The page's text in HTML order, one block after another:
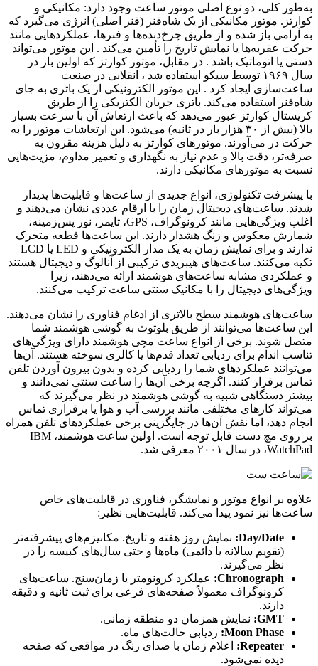
به‌طور کلی، دو نوع اصلی موتور ساعت وجود دارد: مکانیکی و
کوارتز. موتور مکانیکی از یک شاه‌فنر (فنر اصلی) انرژی می‌گیرد که
به آرامی باز شده و از طریق چرخ‌دنده‌ها و فنرها، عملکردهایی مانند
حرکت عقربه‌ها یا نمایش تاریخ را تأمین می‌کند . این موتور می‌تواند
دستی یا اتوماتیک باشد . در مقابل، موتور کوارتز که اولین بار در
سال ۱۹۶۹ توسط سیکو استفاده شد ، انقلابی در صنعت
ساعت‌سازی ایجاد کرد . این موتور الکترونیکی از یک باتری به جای
شاه‌فنر استفاده می‌کند. باتری جریان الکتریکی را از طریق
کریستال کوارتز عبور می‌دهد که باعث ارتعاش آن با سرعت بسیار
بالا (بیش از ۳۰ هزار بار در ثانیه) می‌شود. این ارتعاشات موتور را به
حرکت در می‌آورند. موتورهای کوارتز به دلیل هزینه مقرون به
صرفه‌تر، دقت بالا و عدم نیاز به نگهداری و تعمیر مداوم، مزیت‌هایی
نسبت به موتورهای مکانیکی دارند.
با پیشرفت تکنولوژی، انواع جدیدی از ساعت‌ها و قابلیت‌ها پدیدار
شدند. ساعت‌های دیجیتال زمان را با ارقام عددی نشان می‌دهند و
اغلب ویژگی‌هایی مانند کرونوگراف، GPS، تایمر، نور پس‌زمینه،
شمارش معکوس و زنگ هشدار دارند. این ساعت‌ها قطعه متحرک
ندارند و برای نمایش زمان به یک مدار الکترونیکی و LED یا LCD
تکیه می‌کنند. ساعت‌های هیبریدی ترکیبی از آنالوگ و دیجیتال هستند
و عملکردی مشابه ساعت‌های هوشمند ارائه می‌دهند، زیرا
ویژگی‌های دیجیتال را با مکانیک سنتی ساعت ترکیب می‌کنند.
ساعت‌های هوشمند سطح بالاتری از ادغام فناوری را نشان می‌دهند.
این ساعت‌ها می‌توانند از طریق بلوتوث به گوشی هوشمند شما
متصل شوند. برخی از انواع ساعت مچی هوشمند دارای ویژگی‌های
تناسب اندام برای ردیابی تعداد قدم‌ها یا کالری سوخته هستند. آن‌ها
می‌توانند عملکردهای شما را ردیابی کرده و بدون بیرون آوردن تلفن
تماس برقرار کنند. اگرچه برخی آن‌ها را ساعت سنتی نمی‌دانند و
بیشتر دستگاهی شبیه به گوشی هوشمند در نظر می‌گیرند که
می‌تواند کارهای مختلفی مانند بررسی آب و هوا یا برقراری تماس
انجام دهد، اما نقش آن‌ها در جایگزینی برخی عملکردهای تلفن همراه
بر روی مچ دست قابل توجه است. اولین ساعت هوشمند، IBM
WatchPad، در سال ۲۰۰۱ معرفی شد.
علاوه بر انواع موتور و نمایشگر، فناوری در قابلیت‌های خاص
ساعت‌ها نیز نمود پیدا می‌کند. قابلیت‌هایی نظیر:
Day/Date: نمایش روز هفته و تاریخ. مکانیزم‌های پیشرفته‌تر
(تقویم سالانه یا دائمی) ماه‌ها و حتی سال‌های کبیسه را در
نظر می‌گیرند.
Chronograph:
عملکرد کرونومتر یا زمان‌سنج. ساعت‌های
کرونوگراف معمولاً صفحه‌های فرعی برای ثبت ثانیه و دقیقه
دارند.
GMT: نمایش همزمان دو منطقه زمانی.
Moon Phase: ردیابی حالت‌های ماه.
Repeater:
اعلام زمان با صدای زنگ در مواقعی که صفحه
دیده نمی‌شود.